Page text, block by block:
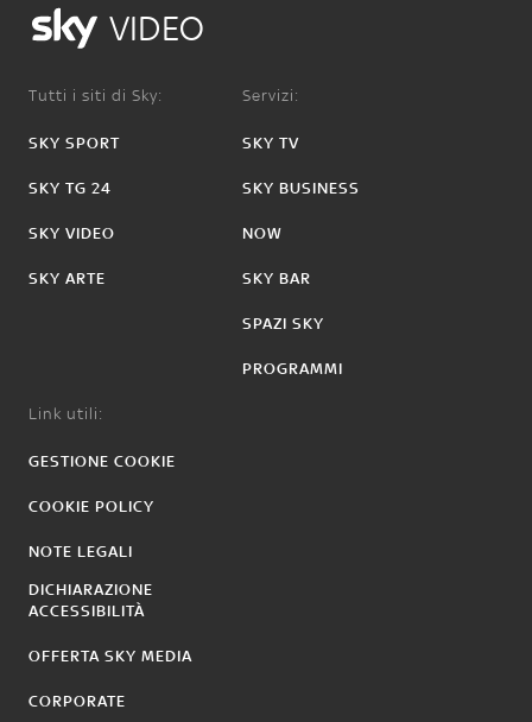
VIDEO
Tutti i siti di Sky:
SKY SPORT
SKY TG 24
SKY VIDEO
SKY ARTE
Servizi:
SKY TV
SKY BUSINESS
NOW
SKY BAR
SPAZI SKY
PROGRAMMI
Link utili:
GESTIONE COOKIE
COOKIE POLICY
NOTE LEGALI
DICHIARAZIONE
ACCESSIBILITÀ
OFFERTA SKY MEDIA
CORPORATE